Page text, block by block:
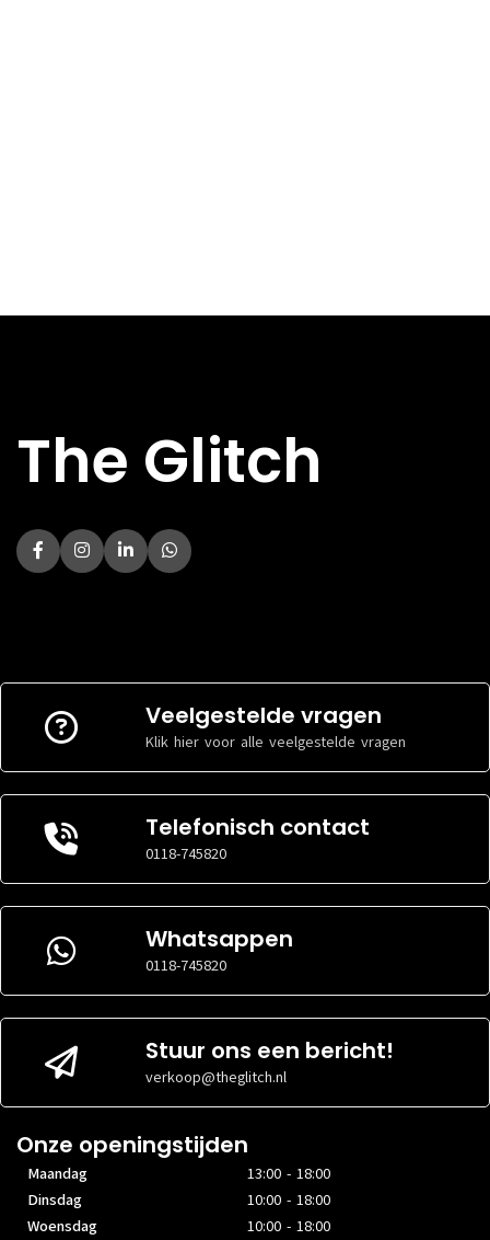
The Glitch
Veelgestelde vragen
Klik hier voor alle veelgestelde vragen
Telefonisch contact
0118-745820
Whatsappen
0118-745820
Stuur ons een bericht!
verkoop@theglitch.nl
Onze openingstijden
Maandag
13:00 - 18:00
Dinsdag
10:00 - 18:00
Woensdag
10:00 - 18:00